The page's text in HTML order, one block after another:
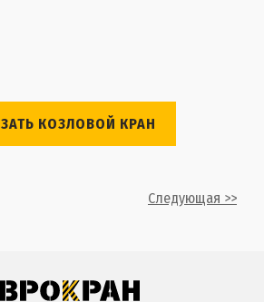
КОЗЛОВОЙ КРАН
Следующая >>